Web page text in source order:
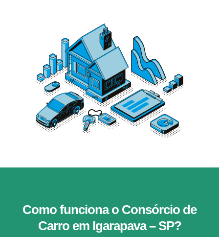
Como funciona o Consórcio de
Carro em Igarapava – SP?